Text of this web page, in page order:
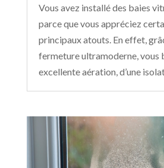
Vous avez installé des baies
parce que vous appréciez
principaux atouts. En effet,
fermeture ultramoderne, vous
excellente aération, d’une